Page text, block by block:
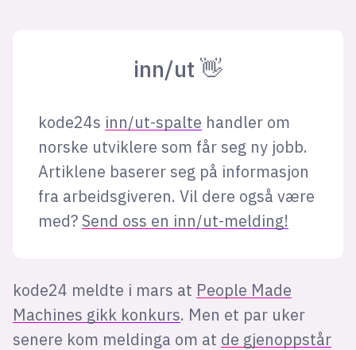
inn/ut 👋
kode24s inn/ut-spalte handler om
norske utviklere som får seg ny jobb.
Artiklene baserer seg på informasjon
fra arbeidsgiveren. Vil dere også være
med? Send oss en inn/ut-melding!
kode24 meldte i mars at People Made
Machines gikk konkurs. Men et par uker
senere kom meldinga om at de gjenoppstår